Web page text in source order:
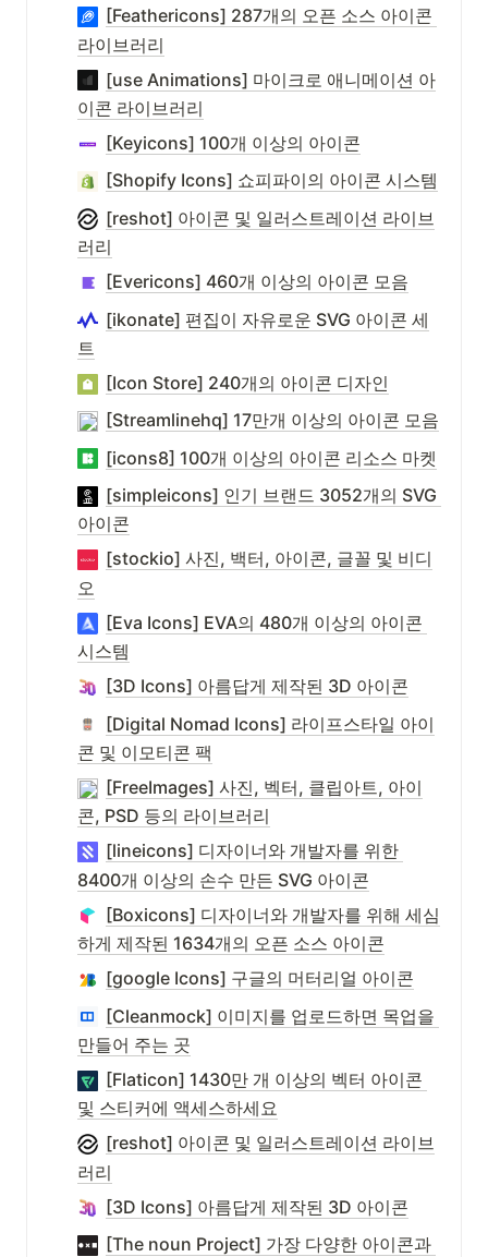
[Feathericons] 287개의 오픈 소스 아이콘
라이브러리
[use Animations] 마이크로 애니메이션 아
이콘 라이브러리
[Keyicons] 100개 이상의 아이콘
[Shopify Icons] 쇼피파이의 아이콘 시스템
[reshot] 아이콘 및 일러스트레이션 라이브
러리
[Evericons] 460개 이상의 아이콘 모음
[ikonate] 편집이 자유로운 SVG 아이콘 세
트
[Icon Store] 240개의 아이콘 디자인
[Streamlinehq] 17만개 이상의 아이콘 모음
[icons8] 100개 이상의 아이콘 리소스 마켓
[simpleicons] 인기 브랜드 3052개의 SVG
아이콘
[stockio] 사진, 백터, 아이콘, 글꼴 및 비디
오
[Eva Icons] EVA의 480개 이상의 아이콘
시스템
[3D Icons] 아름답게 제작된 3D 아이콘
[Digital Nomad Icons] 라이프스타일 아이
콘 및 이모티콘 팩
[FreeImages] 사진, 벡터, 클립아트, 아이
콘, PSD 등의 라이브러리
[lineicons] 디자이너와 개발자를 위한
8400개 이상의 손수 만든 SVG 아이콘
[Boxicons] 디자이너와 개발자를 위해 세심
하게 제작된 1634개의 오픈 소스 아이콘
[google Icons] 구글의 머터리얼 아이콘
[Cleanmock] 이미지를 업로드하면 목업을
만들어 주는 곳
[Flaticon] 1430만 개 이상의 벡터 아이콘
및 스티커에 액세스하세요
[reshot] 아이콘 및 일러스트레이션 라이브
러리
[3D Icons] 아름답게 제작된 3D 아이콘
[The noun Project] 가장 다양한 아이콘과